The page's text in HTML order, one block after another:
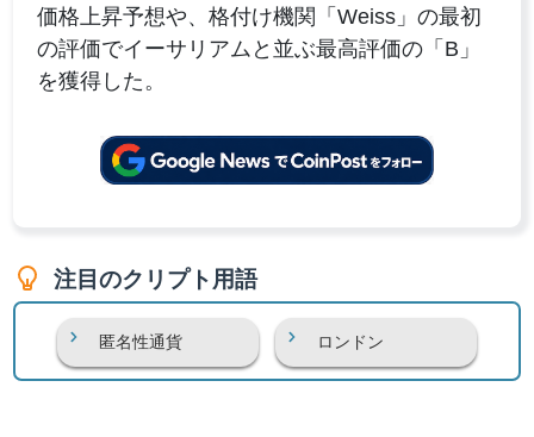
価格上昇予想や、格付け機関「Weiss」の最初
の評価でイーサリアムと並ぶ最高評価の「B」
を獲得した。
注目のクリプト用語
匿名性通貨 ロンドン